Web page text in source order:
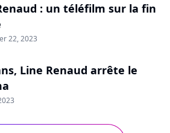
: un téléfilm sur la fin
22, 2023
Line Renaud arrête le